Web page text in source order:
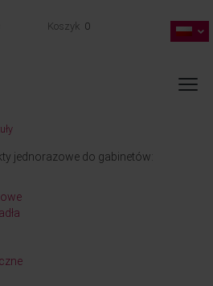
Koszyk 0
jednorazowe do gabinetów: